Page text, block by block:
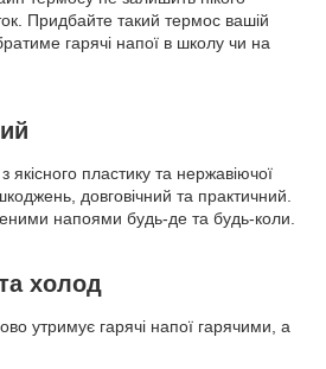
Придбайте такий термос вашій
гарячі напої в школу чи на
пластику та нержавіючої
довговічний та практичний.
напоями будь-де та будь-коли.
холод
утримує гарячі напої гарячими, а